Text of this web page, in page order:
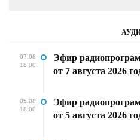
07.08
18:00
Эфир
от 7 августа 2026
05.08
18:00
Эфир
от 5 августа 2026